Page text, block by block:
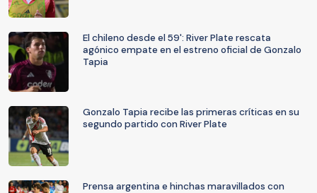
El chileno desde el 59': River Plate rescata
agónico empate en el estreno oficial de Gonzalo
Tapia
Gonzalo Tapia recibe las primeras críticas en su
segundo partido con River Plate
Prensa argentina e hinchas maravillados con